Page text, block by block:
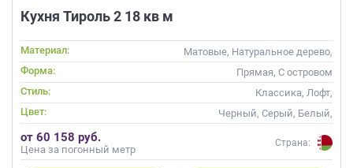
Кухня Тироль 2 18 кв м
Материал:
Матовые, Натуральное дерево,
Массив
Форма:
Прямая, С островом
Стиль:
Классика, Лофт,
Скандинавский, Неоклассика
Цвет:
Черный, Серый, Белый,
Бежевый, Коричневый
от 60 158 руб.
Цена за погонный метр
Страна: